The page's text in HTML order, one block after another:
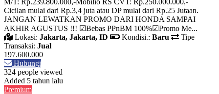
Cicilan mulai dari Rp.3,4 juta atau DP mulai dari Rp.25 Jutaan.
JANGAN LEWATKAN PROMO DARI HONDA SAMPAI
AKHIR AGUSTUS !!! ☑Bebas PPnBM 100%☑Promo Me...
Lokasi: Jakarta, Jakarta, ID Kondisi.: Baru
Tipe
Transaksi: Jual
197.600.000
Hubungi
324 people viewed
Added 5 tahun lalu
Premium